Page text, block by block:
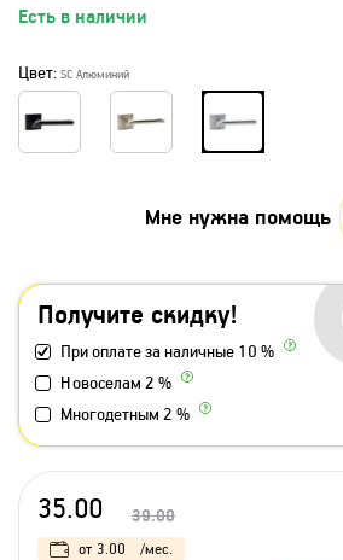
Есть в наличии
Цвет: SC Алюминий
Получите скидку!
При оплате за наличные 10 %
Новоселам 2 %
Многодетным 2 %
Мне нужна помощь
35.00 39.00
от 3.00 /мес.